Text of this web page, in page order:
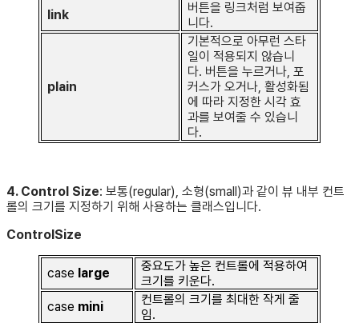
link
버튼을 링크처럼 보여줍
니다.
plain
기본적으로 아무런 스타
일이 적용되지 않습니
다. 버튼을 누르거나, 포
커스가 오거나, 활성화됨
에 따라 지정한 시각 효
과를 보여줄 수 있습니
다.
4. Control Size: 보통(regular), 소형(small)과 같이 뷰 내부 컨트
롤의 크기를 지정하기 위해 사용하는 클래스입니다.
ControlSize
case large
중요도가 높은 컨트롤에 적용하여
크기를 키운다.
case mini
컨트롤의 크기를 최대한 작게 줄
임.